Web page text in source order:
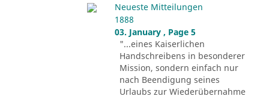
Neueste Mitteilungen
1888
03. January , Page 5
"...eines Kaiserlichen
Handschreibens in besonderer
Mission, sondern einfach nur
nach Beendigung seines
Urlaubs zur Wiederübernahme